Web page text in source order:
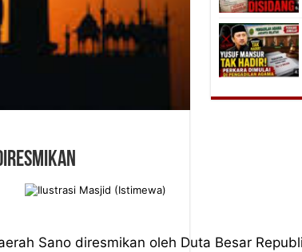
Sano diresmikan oleh Duta Besar